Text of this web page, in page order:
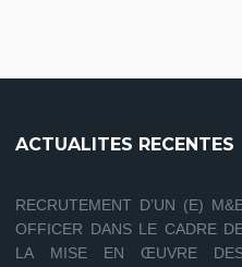
ACTUALITES RECENTES
RECRUTEMENT D’UN (E)
OFFICER DANS LE CADRE
LA MISE EN ŒUVRE